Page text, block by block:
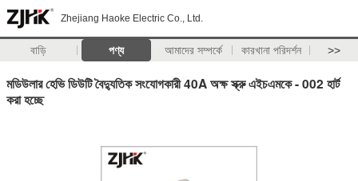
Zhejiang Haoke Electric Co., Ltd.
বাড়ি পণ্য আমাদের সম্পর্কে কারখানা পরিদর্শন >>
মডিউলার হেভি ডিউটি ​​বৈদ্যুতিক সংযোগকারী 40A অক্ষ স্ক্রু এইচএমকে - 002 হার্ট
করা হচ্ছে